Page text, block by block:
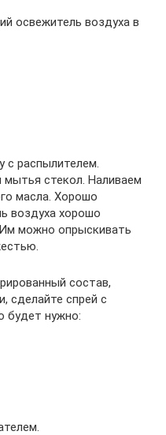
освежитель воздуха в
распылителем.
стекол. Наливаем
масла. Хорошо
воздуха хорошо
можно опрыскивать
состав,
сделайте спрей с
будет нужно: